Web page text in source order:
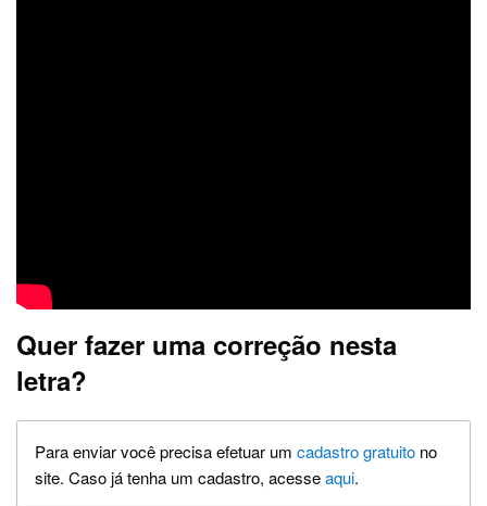
Quer fazer uma correção nesta
letra?
Para enviar você precisa efetuar um cadastro gratuito no
site. Caso já tenha um cadastro, acesseaqui.